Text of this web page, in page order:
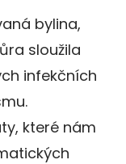
bylina,
sloužila
infekčních
které nám